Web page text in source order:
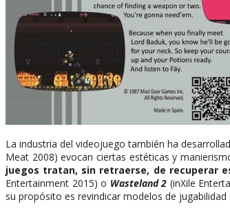
La industria del videojuego también ha
Meat 2008) evocan ciertas estéticas y
juegos tratan, sin retraerse, de recuperar
Entertainment 2015) o Wasteland 2 (inXile
su propósito es revindicar modelos de